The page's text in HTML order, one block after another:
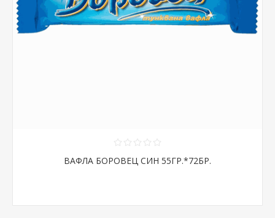
ВАФЛА БОРОВЕЦ СИН 55ГР.*72БР.